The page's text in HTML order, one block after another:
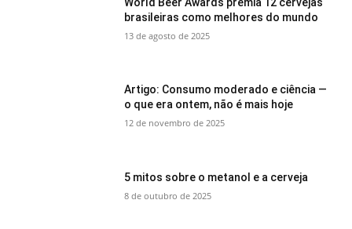
brasileiras como melhores do mundo
13 de agosto de 2025
Artigo: Consumo moderado e ciência —
o que era ontem, não é mais hoje
12 de novembro de 2025
5 mitos sobre o metanol e a cerveja
8 de outubro de 2025